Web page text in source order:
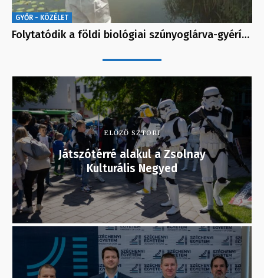
GYŐR - KÖZÉLET
Folytatódik a földi biológiai szúnyoglárva-gyérí…
ELŐZŐ SZTORI
Játszótérré alakul a Zsolnay
Kulturális Negyed